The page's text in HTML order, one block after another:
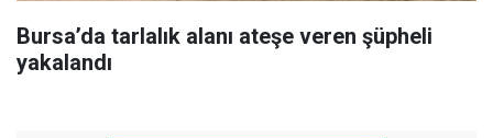
Bursa’da tarlalık alanı ateşe veren şüpheli
yakalandı